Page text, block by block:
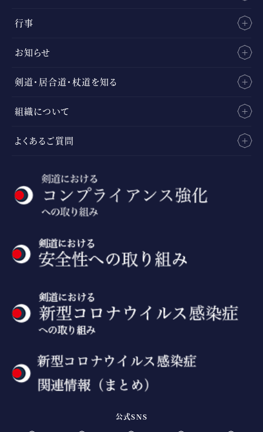
行事
お知らせ
剣道・居合道・杖道を知る
組織について
よくあるご質問
公式SNS